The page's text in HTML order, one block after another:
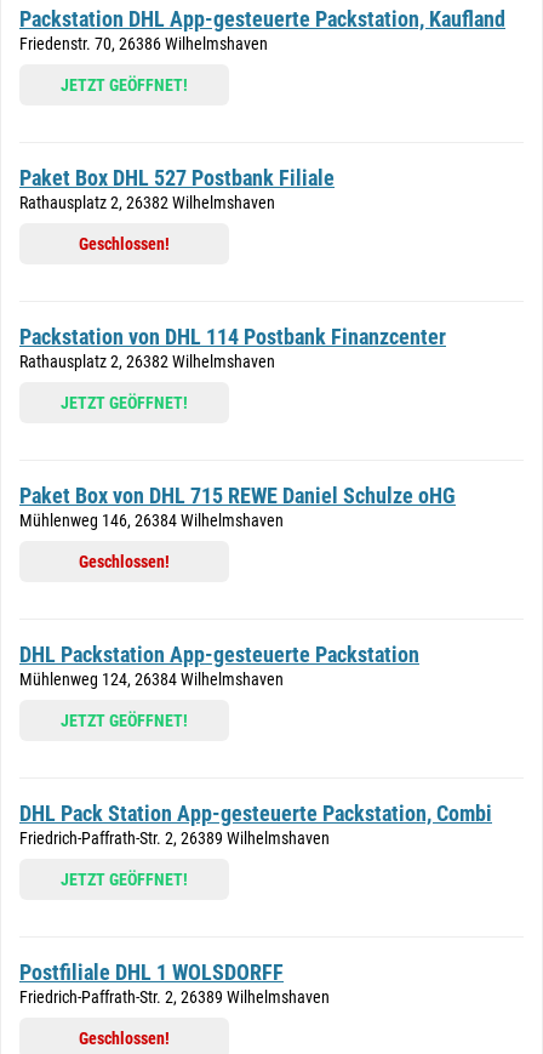
Packstation DHL App-gesteuerte Packstation, Kaufland
Friedenstr. 70, 26386 Wilhelmshaven
JETZT GEÖFFNET!
Paket Box DHL 527 Postbank Filiale
Rathausplatz 2, 26382 Wilhelmshaven
Geschlossen!
Packstation von DHL 114 Postbank Finanzcenter
Rathausplatz 2, 26382 Wilhelmshaven
JETZT GEÖFFNET!
Paket Box von DHL 715 REWE Daniel Schulze oHG
Mühlenweg 146, 26384 Wilhelmshaven
Geschlossen!
DHL Packstation App-gesteuerte Packstation
Mühlenweg 124, 26384 Wilhelmshaven
JETZT GEÖFFNET!
DHL Pack Station App-gesteuerte Packstation, Combi
Friedrich-Paffrath-Str. 2, 26389 Wilhelmshaven
JETZT GEÖFFNET!
Postfiliale DHL 1 WOLSDORFF
Friedrich-Paffrath-Str. 2, 26389 Wilhelmshaven
Geschlossen!